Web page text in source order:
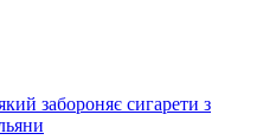
забороняє сигарети з